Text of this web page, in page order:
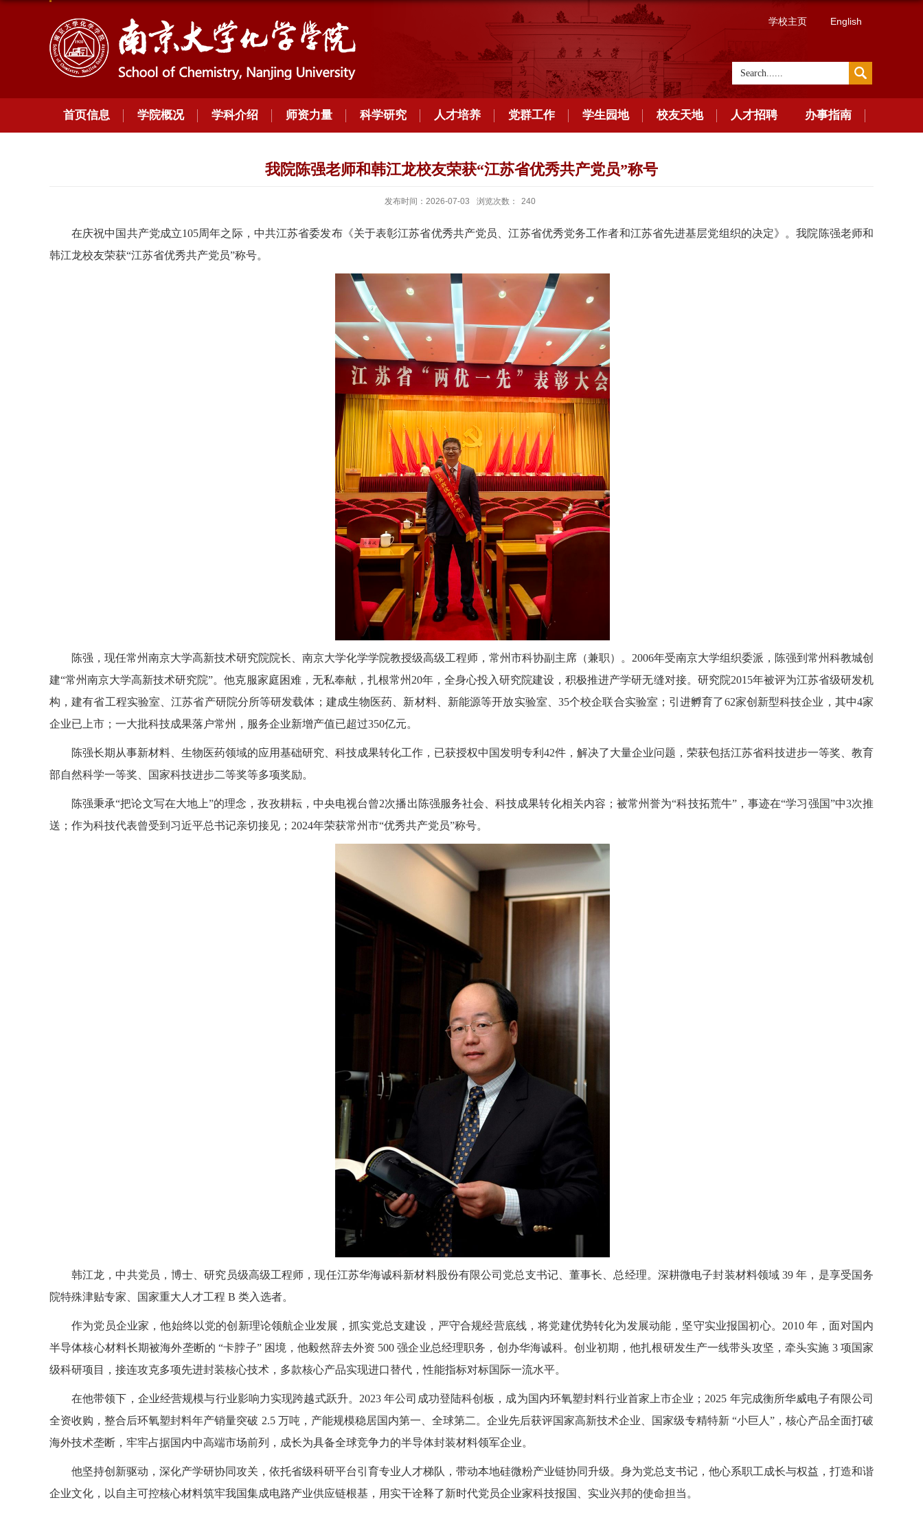
学校主页 English
首页信息 学院概况 学科介绍 师资力量 科学研究 人才培养 党群工作 学生园地 校友天地 人才招聘 办事指南
我院陈强老师和韩江龙校友荣获“江苏省优秀共产党员”称号
发布时间：2026-07-03 浏览次数： 240
在庆祝中国共产党成立105周年之际，中共江苏省委发布《关于表彰江苏省优秀共产党员、江苏省优秀党务工作者和江苏省先进基层党组织的决定》。我院陈强老师和
韩江龙校友荣获“江苏省优秀共产党员”称号。
陈强，现任常州南京大学高新技术研究院院长、南京大学化学学院教授级高级工程师，常州市科协副主席（兼职）。2006年受南京大学组织委派，陈强到常州科教城创
建“常州南京大学高新技术研究院”。他克服家庭困难，无私奉献，扎根常州20年，全身心投入研究院建设，积极推进产学研无缝对接。研究院2015年被评为江苏省级研发机
构，建有省工程实验室、江苏省产研院分所等研发载体；建成生物医药、新材料、新能源等开放实验室、35个校企联合实验室；引进孵育了62家创新型科技企业，其中4家
企业已上市；一大批科技成果落户常州，服务企业新增产值已超过350亿元。
陈强长期从事新材料、生物医药领域的应用基础研究、科技成果转化工作，已获授权中国发明专利42件，解决了大量企业问题，荣获包括江苏省科技进步一等奖、教育
部自然科学一等奖、国家科技进步二等奖等多项奖励。
陈强秉承“把论文写在大地上”的理念，孜孜耕耘，中央电视台曾2次播出陈强服务社会、科技成果转化相关内容；被常州誉为“科技拓荒牛”，事迹在“学习强国”中3次推
送；作为科技代表曾受到习近平总书记亲切接见；2024年荣获常州市“优秀共产党员”称号。
韩江龙，中共党员，博士、研究员级高级工程师，现任江苏华海诚科新材料股份有限公司党总支书记、董事长、总经理。深耕微电子封装材料领域 39 年，是享受国务
院特殊津贴专家、国家重大人才工程 B 类入选者。
作为党员企业家，他始终以党的创新理论领航企业发展，抓实党总支建设，严守合规经营底线，将党建优势转化为发展动能，坚守实业报国初心。2010 年，面对国内
半导体核心材料长期被海外垄断的 “卡脖子” 困境，他毅然辞去外资 500 强企业总经理职务，创办华海诚科。创业初期，他扎根研发生产一线带头攻坚，牵头实施 3 项国家
级科研项目，接连攻克多项先进封装核心技术，多款核心产品实现进口替代，性能指标对标国际一流水平。
在他带领下，企业经营规模与行业影响力实现跨越式跃升。2023 年公司成功登陆科创板，成为国内环氧塑封料行业首家上市企业；2025 年完成衡所华威电子有限公司
全资收购，整合后环氧塑封料年产销量突破 2.5 万吨，产能规模稳居国内第一、全球第二。企业先后获评国家高新技术企业、国家级专精特新 “小巨人”，核心产品全面打破
海外技术垄断，牢牢占据国内中高端市场前列，成长为具备全球竞争力的半导体封装材料领军企业。
他坚持创新驱动，深化产学研协同攻关，依托省级科研平台引育专业人才梯队，带动本地硅微粉产业链协同升级。身为党总支书记，他心系职工成长与权益，打造和谐
企业文化，以自主可控核心材料筑牢我国集成电路产业供应链根基，用实干诠释了新时代党员企业家科技报国、实业兴邦的使命担当。